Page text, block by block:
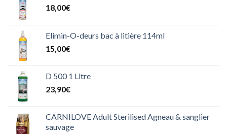
18,00€
Elimin-O-deurs bac à litière 114ml
15,00€
D 500 1 Litre
23,90€
CARNILOVE Adult Sterilised Agneau & sanglier
sauvage